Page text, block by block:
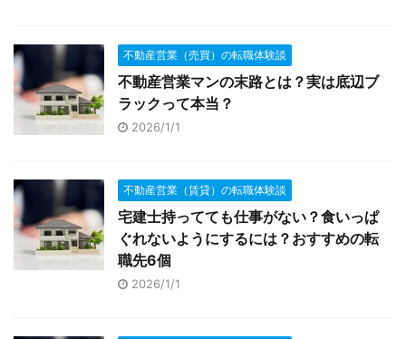
不動産営業（売買）の転職体験談
不動産営業マンの末路とは？実は底辺ブ
ラックって本当？
2026/1/1
不動産営業（賃貸）の転職体験談
宅建士持ってても仕事がない？食いっぱ
ぐれないようにするには？おすすめの転
職先6個
2026/1/1